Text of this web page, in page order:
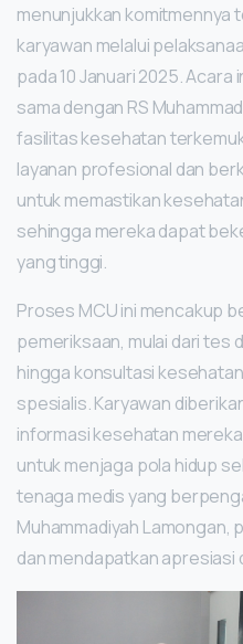
menunjukkan
karyawan melalui
pada 10 Januari 2025.
sama dengan RS
fasilitas kesehatan
layanan profesional dan
untuk memastikan
sehingga mereka dapat
yang tinggi.
Proses MCU ini mencakup
pemeriksaan, mulai dari tes
hingga konsultasi
spesialis. Karyawan
informasi kesehatan
untuk menjaga pola hidup
tenaga medis yang
Muhammadiyah
dan mendapatkan apresiasi